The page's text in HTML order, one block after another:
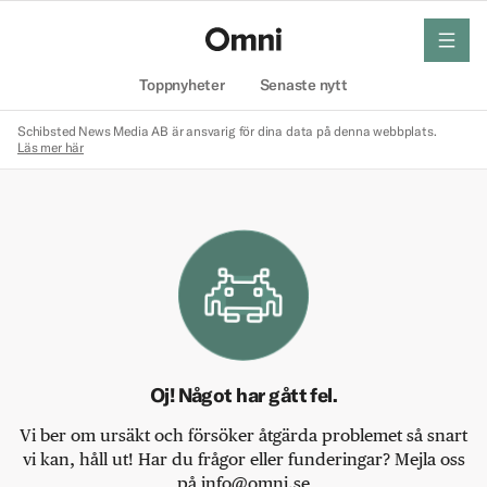
Toppnyheter Senaste nytt
meny
Schibsted News Media AB är ansvarig för dina data på denna webbplats.
Läs mer här
Oj! Något har gått fel.
Vi ber om ursäkt och försöker åtgärda problemet så snart
vi kan, håll ut! Har du frågor eller funderingar? Mejla oss